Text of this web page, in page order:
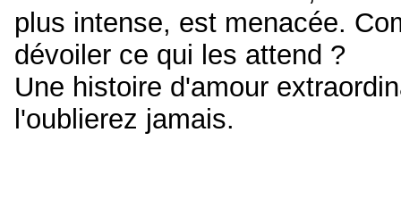
plus intense, est menacée.
dévoiler ce qui les attend ?
Une histoire d'amour
l'oublierez jamais.